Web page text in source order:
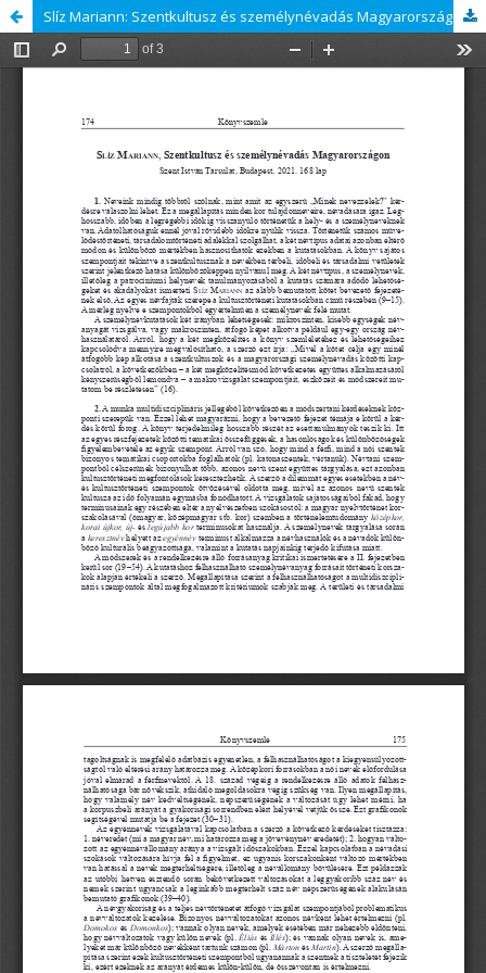
Slíz Mariann: Szentkultusz és személynévadás Magyarországon